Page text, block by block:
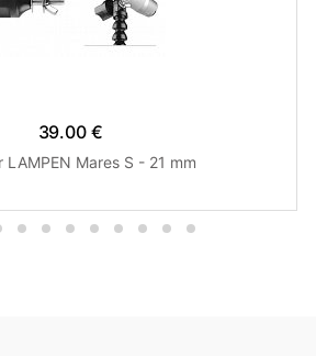
39.00 €
LAMPEN Mares S - 21 mm